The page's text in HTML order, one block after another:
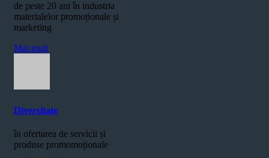
de peste 20 ani în industria
materialelor promoționale și
marketing
Mai mult
Diversitate
în ofertarea de servicii și
produse promomoționale